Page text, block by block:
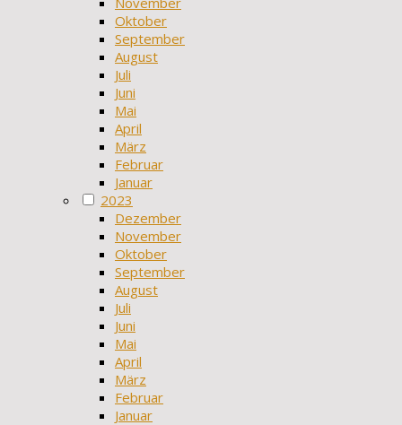
Oktober
September
August
Juli
Juni
Mai
April
März
Februar
Januar
2023
Dezember
November
Oktober
September
August
Juli
Juni
Mai
April
März
Februar
Januar